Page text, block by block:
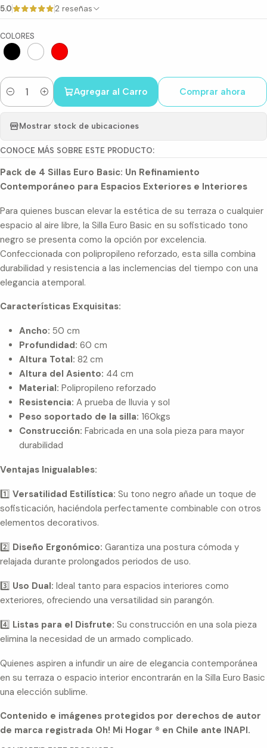
5.0 2 reseñas
COLORES
Cantidad
Agregar al Carro Comprar ahora
Mostrar stock de ubicaciones
CONOCE MÁS SOBRE ESTE PRODUCTO:
Pack de 4 Sillas Euro Basic: Un Refinamiento
Contemporáneo para Espacios Exteriores e Interiores
Para quienes buscan elevar la estética de su terraza o cualquier
espacio al aire libre, la Silla Euro Basic en su sofisticado tono
negro se presenta como la opción por excelencia.
Confeccionada con polipropileno reforzado, esta silla combina
durabilidad y resistencia a las inclemencias del tiempo con una
elegancia atemporal.
Características Exquisitas:
Ancho: 50 cm
Profundidad: 60 cm
Altura Total: 82 cm
Altura del Asiento: 44 cm
Material: Polipropileno reforzado
Resistencia: A prueba de lluvia y sol
Peso soportado de la silla: 160kgs
Construcción: Fabricada en una sola pieza para mayor
durabilidad
Ventajas Inigualables:
1️⃣ Versatilidad Estilística: Su tono negro añade un toque de
sofisticación, haciéndola perfectamente combinable con otros
elementos decorativos.
2️⃣ Diseño Ergonómico: Garantiza una postura cómoda y
relajada durante prolongados periodos de uso.
3️⃣ Uso Dual: Ideal tanto para espacios interiores como
exteriores, ofreciendo una versatilidad sin parangón.
4️⃣ Listas para el Disfrute: Su construcción en una sola pieza
elimina la necesidad de un armado complicado.
Quienes aspiren a infundir un aire de elegancia contemporánea
en su terraza o espacio interior encontrarán en la Silla Euro Basic
una elección sublime.
Contenido e imágenes protegidos por derechos de autor
de marca registrada Oh! Mi Hogar ® en Chile ante INAPI.